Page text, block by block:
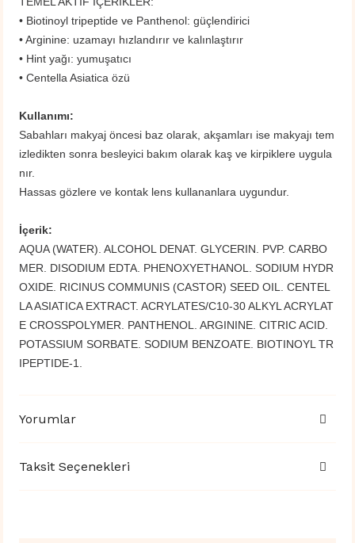
• Biotinoyl tripeptide ve Panthenol: güçlendirici
• Arginine: uzamayı hızlandırır ve kalınlaştırır
• Hint yağı: yumuşatıcı
• Centella Asiatica özü
Kullanımı:
Sabahları makyaj öncesi baz olarak, akşamları ise makyajı tem
izledikten sonra besleyici bakım olarak kaş ve kirpiklere uygula
nır.
​Hassas gözlere ve kontak lens kullananlara uygundur.
İçerik:
AQUA (WATER). ALCOHOL DENAT. GLYCERIN. PVP. CARBO
MER. DISODIUM EDTA. PHENOXYETHANOL. SODIUM HYDR
OXIDE. RICINUS COMMUNIS (CASTOR) SEED OIL. CENTEL
LA ASIATICA EXTRACT. ACRYLATES/C10-30 ALKYL ACRYLAT
E CROSSPOLYMER. PANTHENOL. ARGININE. CITRIC ACID.
POTASSIUM SORBATE. SODIUM BENZOATE. BIOTINOYL TR
IPEPTIDE-1.
Yorumlar
Taksit Seçenekleri